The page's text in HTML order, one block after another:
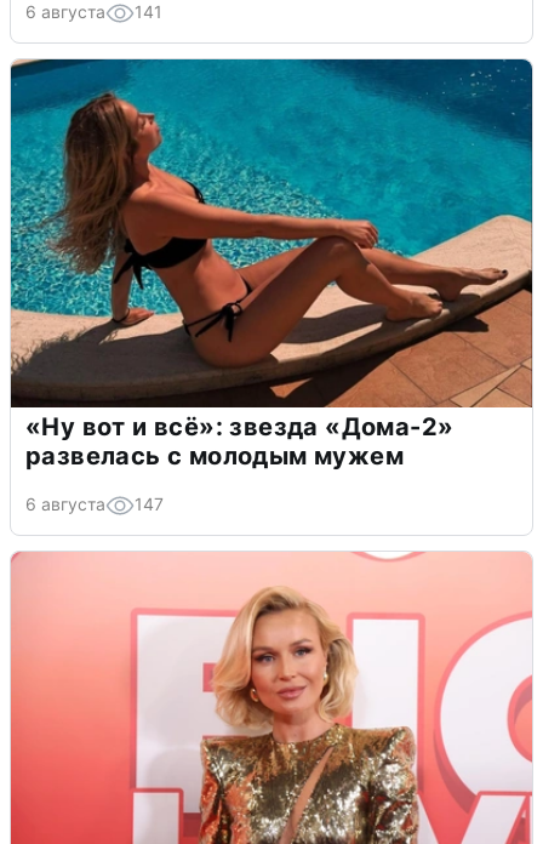
6 августа 141
«Ну вот и всё»: звезда «Дома-2»
развелась с молодым мужем
6 августа 147